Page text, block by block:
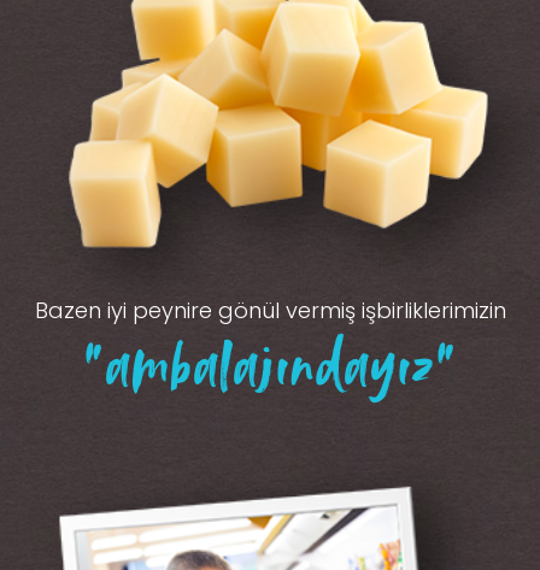
Bazen iyi peynire gönül vermiş işbirliklerimizin
“ambalajındayız”